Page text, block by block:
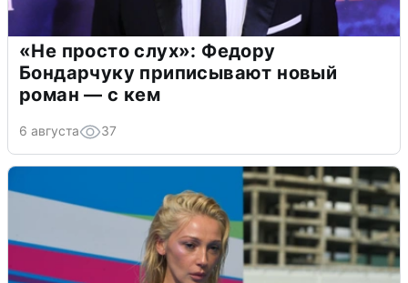
«Не просто слух»: Федору
Бондарчуку приписывают новый
роман — с кем
6 августа 37